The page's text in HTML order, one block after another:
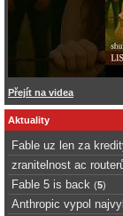
Přejít na videa
Aktuality
Fable uz len za
zranitelnost ac
Fable 5 is back (5)
Anthropic vypol